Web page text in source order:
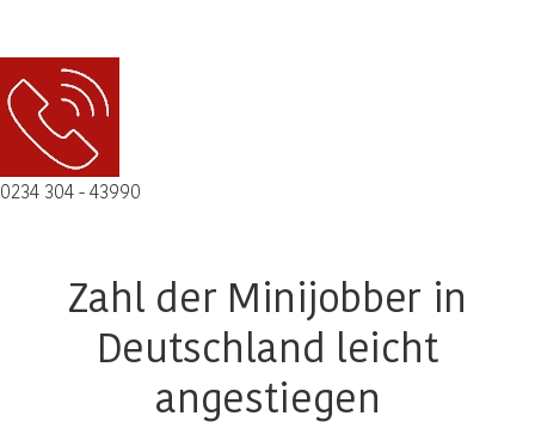
0234 304 - 43990
Zahl der Minijobber in
Deutschland leicht
angestiegen